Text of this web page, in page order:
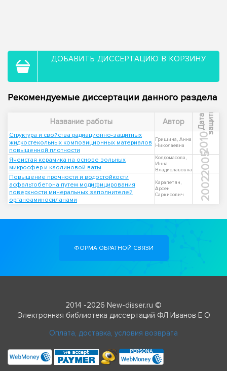
ДОБАВИТЬ ДИССЕРТАЦИЮ В КОРЗИНУ
Рекомендуемые диссертации данного раздела
Название работы Автор Д
а
т
а
з
а
щ
и
т ы
Структура и свойства радиационно-защитных
жидкостекольных композиционных материалов
повышенной плотности
Гришина, Анна
Николаевна
2010
Ячеистая керамика на основе зольных
микросфер и каолиновой ваты
Колдомасова,
Инна
Владиславовна
2005
Повышение прочности и водостойкости
асфальтобетона путем модифицирования
поверхности минеральных заполнителей
органоаминосиланами
Карапетян,
Арсен
Саркисович
2002
ФОРМА ОБРАТНОЙ СВЯЗИ
2014 -2026 New-disser.ru ©
Электронная библиотека диссертаций ФЛ Иванов Е О
Оплата, доставка, условия возврата